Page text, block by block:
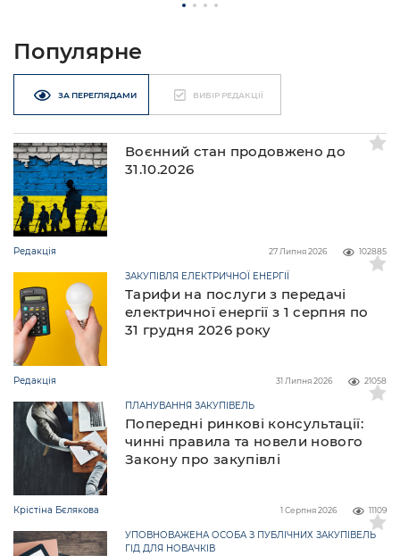
Популярне
ЗА ПЕРЕГЛЯДАМИ ВИБІР РЕДАКЦІЇ
Воєнний стан продовжено до
31.10.2026
Редакція 102885
27 Липня 2026
Тарифи на послуги з передачі
електричної енергії з 1 серпня по
31 грудня 2026 року
ЗАКУПІВЛЯ ЕЛЕКТРИЧНОЇ ЕНЕРГІЇ
Редакція 21058
31 Липня 2026
Попередні ринкові консультації:
чинні правила та новели нового
Закону про закупівлі
ПЛАНУВАННЯ ЗАКУПІВЕЛЬ
Крістіна Бєлякова 11109
1 Серпня 2026
УПОВНОВАЖЕНА ОСОБА З ПУБЛІЧНИХ ЗАКУПІВЕЛЬ
ГІД ДЛЯ НОВАЧКІВ